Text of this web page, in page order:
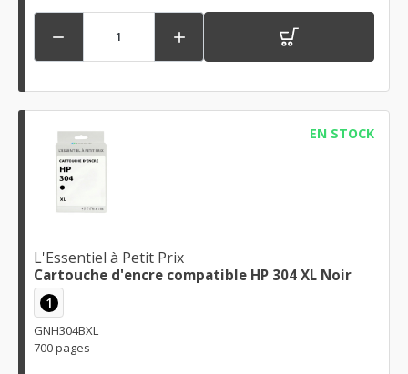
 
EN STOCK
L'Essentiel à Petit Prix
Cartouche d'encre compatible HP 304 XL Noir
1
GNH304BXL
700 pages